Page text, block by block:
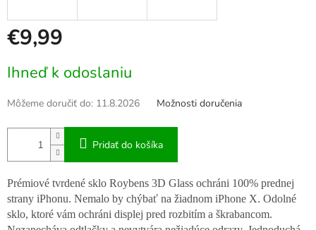
€9,99
cena:
Ihneď k odoslaniu
Môžeme doručiť do: 11.8.2026 Možnosti doručenia
Pridať do košíka
Prémiové tvrdené sklo Roybens 3D Glass ochráni 100% prednej
strany iPhonu. Nemalo by chýbať na žiadnom iPhone X. Odolné
sklo, ktoré vám ochráni displej pred rozbitím a škrabancom.